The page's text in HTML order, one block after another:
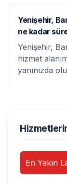
Yenişehir,
ne kadar
Yenişehir,
hizmet
yanınızda
En Yakın